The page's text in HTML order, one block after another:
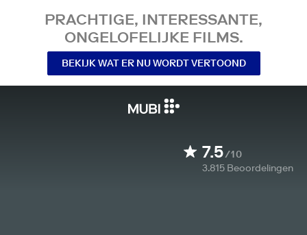
PRACHTIGE, INTERESSANTE,
ONGELOFELIJKE FILMS.
BEKIJK WAT ER NU WORDT VERTOOND
7.5/10
3.815 Beoordelingen